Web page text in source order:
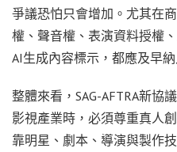
爭議恐怕只會增加。尤其在
權、聲音權、表演資料授權
AI生成內容標示，都應及早
整體來看，SAG-AFTRA新協
影視產業時，必須尊重真人
靠明星、劇本、導演與製作